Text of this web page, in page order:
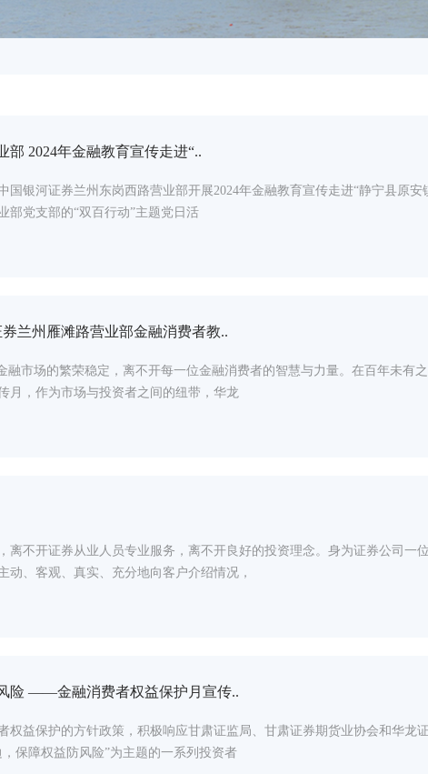
2024年金融教育宣传走进“..
国银河证券兰州东岗西路营业部开展2024年金融教育宣传走进“静宁县原
部党支部的“双百行动”主题党日活
兰州雁滩路营业部金融消费者教..
融市场的繁荣稳定，离不开每一位金融消费者的智慧与力量。在百年未有
月，作为市场与投资者之间的纽带，华龙
离不开证券从业人员专业服务，离不开良好的投资理念。身为证券公司一
动、客观、真实、充分地向客户介绍情况，
险 ——金融消费者权益保护月宣传..
权益保护的方针政策，积极响应甘肃证监局、甘肃证券期货业协会和华龙
保障权益防风险”为主题的一系列投资者